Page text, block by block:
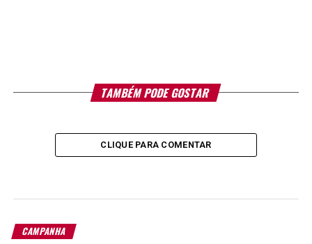
TAMBÉM PODE GOSTAR
CLIQUE PARA COMENTAR
CAMPANHA